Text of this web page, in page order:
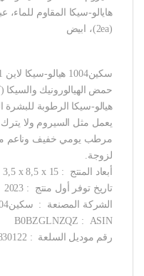
(2ea)، ابيض
حمض الهيالورونيك والسيكا
يعمل مثل السيروم ولا
مرطب يومي خفيف وناعم
لزوجة.
أبعاد المنتج ‏ : ‎ 3,5 x 8,5 x 15 سم; 0,05 جرام
تاريخ توفر أول منتج ‏ : ‎ 2023 يوليو 2
الشركة المصنعة ‏ : ‎ سكين1004
ASIN ‏ : ‎ B0BZGLNZQZ
رقم موديل السلعة ‏ : ‎ 8809913830122